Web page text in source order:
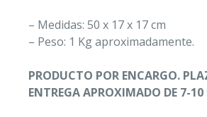
– Medidas: 50 x 17 x 17 cm
– Peso: 1 Kg aproximadamente.
PRODUCTO POR ENCARGO.
ENTREGA APROXIMADO DE 7-10